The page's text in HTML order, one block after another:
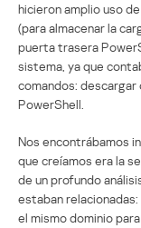
hicieron amplio uso
(para almacenar la
puerta trasera
sistema, ya que
comandos: descargar
PowerShell.
Nos encontrábamos
que creíamos era la
de un profundo
estaban
el mismo dominio